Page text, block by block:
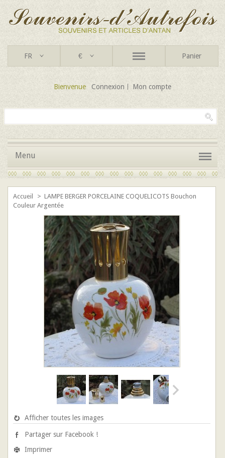
FR € Panier
Bienvenue Connexion Mon compte
Menu
Accueil > LAMPE BERGER PORCELAINE COQUELICOTS Bouchon
Couleur Argentée
Afficher toutes les images
Partager sur Facebook !
Imprimer